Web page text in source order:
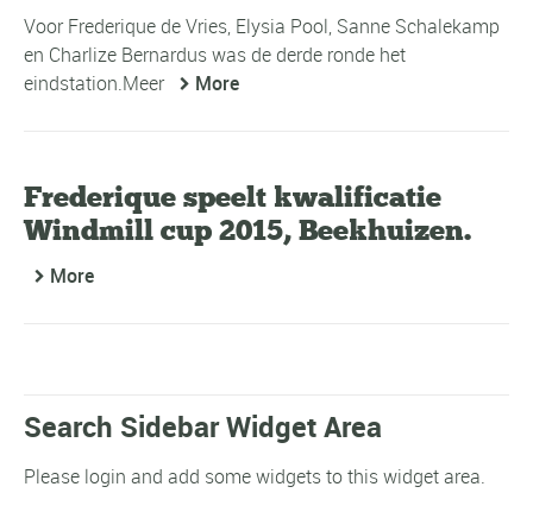
Voor Frederique de Vries, Elysia Pool, Sanne Schalekamp
en Charlize Bernardus was de derde ronde het
eindstation.Meer
More
Frederique speelt kwalificatie
Windmill cup 2015, Beekhuizen.
More
Search Sidebar Widget Area
Please login and add some widgets to this widget area.